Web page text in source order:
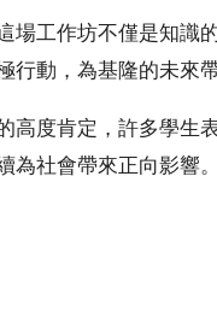
工作坊不僅是知識的
行動，為基隆的未來
度肯定，許多學生表
為社會帶來正向影響。